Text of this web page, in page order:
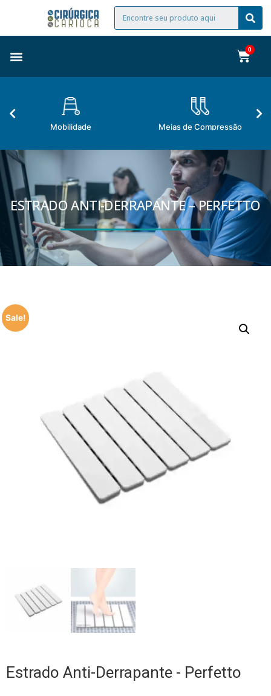
Mobilidade Meias de Compressão
ESTRADO ANTI-DERRAPANTE – PERFETTO
Sale!
Estrado Anti-Derrapante - Perfetto